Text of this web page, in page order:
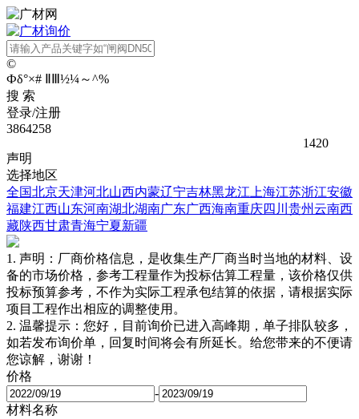
©
Фδ°×# ½¼～^%
搜 索
登录/注册
3864258
1420
声明
选择地区
全国北京天津河北山西内蒙辽宁吉林黑龙江 上海江苏浙江安徽
福建江西山东河南湖北湖南广东广西海南重庆四川 贵州云南西
藏陕西甘肃青海宁夏新疆
1. 声明：厂商价格信息，是收集生产厂商当时当地的材料、设
备的市场价格，参考工程量作为投标估算工程量，该价格仅供
投标预算参考，不作为实际工程承包结算的依据，请根据实际
项目工程作出相应的调整使用。
2. 温馨提示：您好，目前询价已进入高峰期，单子排队较多，
如若发布询价单，回复时间将会有所延长。给您带来的不便请
您谅解，谢谢！
价格
-
材料名称